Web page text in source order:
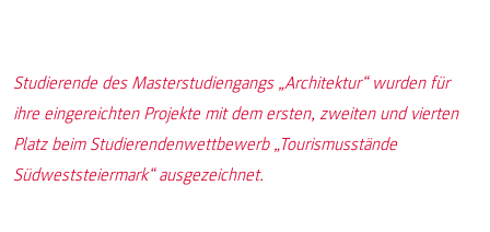
Studierende des Masterstudiengangs „Architektur“ wurden für
ihre eingereichten Projekte mit dem ersten, zweiten und vierten
Platz beim Studierendenwettbewerb „Tourismusstände
Südweststeiermark“ ausgezeichnet.